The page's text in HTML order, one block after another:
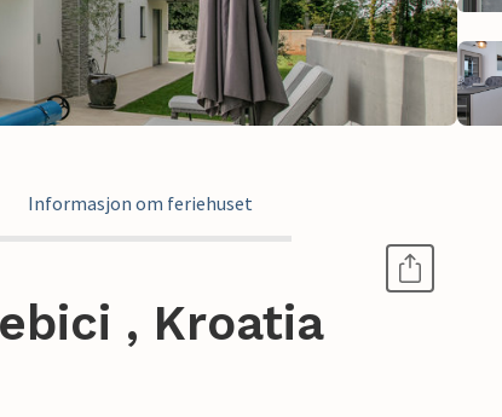
Informasjon om feriehuset
, Kroatia